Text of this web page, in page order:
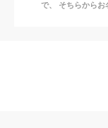
で、
そちらからお